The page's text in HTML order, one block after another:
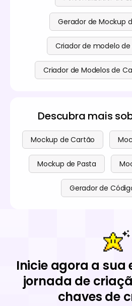
Gerador de Mockup
Criador de modelo
Criador de Modelos de
Descubra mais
Mockup de Cartão
Mockup de Pasta
Gerador de
Inicie agora a sua
jornada de
chaves de